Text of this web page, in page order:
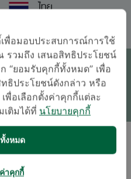
ไทย
บถาม
ะติดต่อท่านกลับในภายหลัง
พื่อมอบประสบการณ์การใช้
รวมถึง เสนอสิทธิประโยชน์
“ยอมรับคุกกี้ทั้งหมด” เพื่อ
ธิประโยชน์ดังกล่าว หรือ
พื่อเลือกตั้งค่าคุกกี้แต่ละ
เติมได้ที่ นโยบายคุกกี้
งหมด
าคุกกี้